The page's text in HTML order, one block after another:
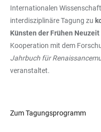
Internationalen
interdisziplinäre Tagung zu
Künsten der Frühen Neuzeit
Kooperation mit dem
Jahrbuch für
veranstaltet.
Zum Tagungsprogramm